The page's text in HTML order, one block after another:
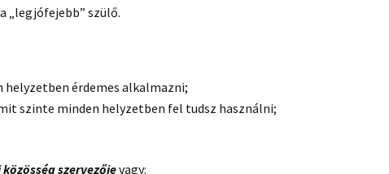
„legjófejebb” szülő.
érdemes alkalmazni;
szinte minden helyzetben fel tudsz használni;
szervezőjevagy: